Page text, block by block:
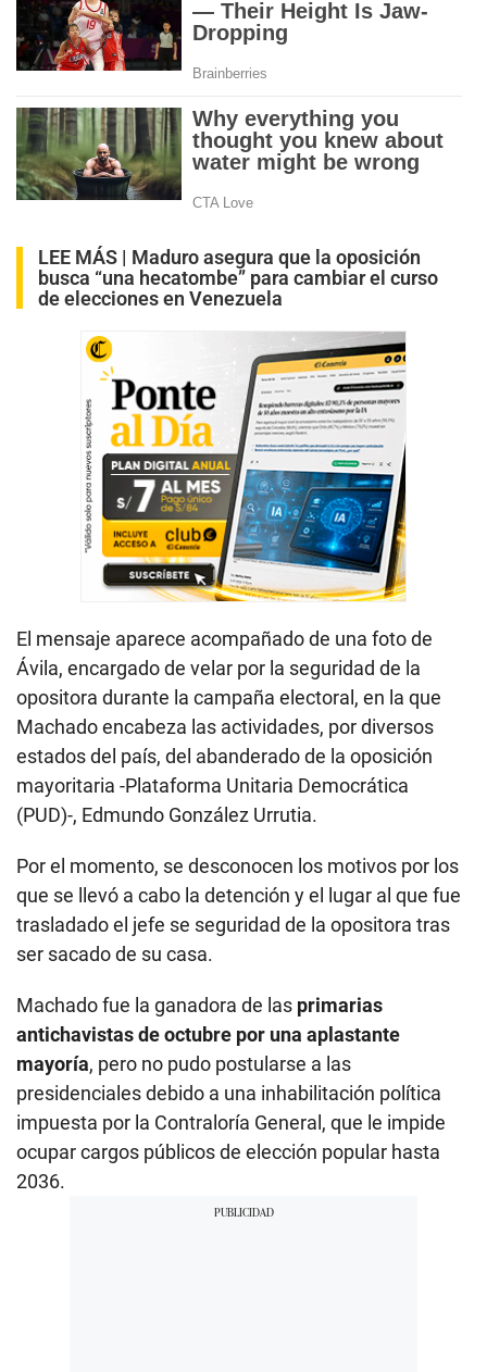
LEE MÁS | Maduro asegura que la oposición
busca “una hecatombe” para cambiar el curso
de elecciones en Venezuela
El mensaje aparece acompañado de una foto de
Ávila, encargado de velar por la seguridad de la
opositora durante la campaña electoral, en la que
Machado encabeza las actividades, por diversos
estados del país, del abanderado de la oposición
mayoritaria -Plataforma Unitaria Democrática
(PUD)-, Edmundo González Urrutia.
Por el momento, se desconocen los motivos por los
que se llevó a cabo la detención y el lugar al que fue
trasladado el jefe se seguridad de la opositora tras
ser sacado de su casa.
Machado fue la ganadora de las primarias
antichavistas de octubre por una aplastante
mayoría, pero no pudo postularse a las
presidenciales debido a una inhabilitación política
impuesta por la Contraloría General, que le impide
ocupar cargos públicos de elección popular hasta
2036.